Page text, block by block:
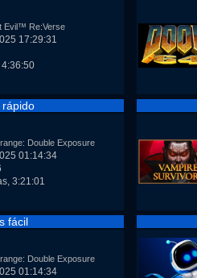
Evil™ Re:Verse
17:29:31
rápido
Double Exposure
01:14:34
3:21:01
fácil
Double Exposure
01:14:34